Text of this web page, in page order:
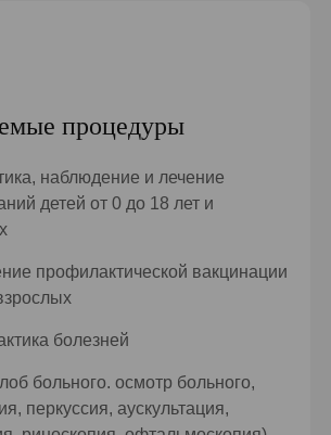
процедуры
наблюдение и лечение
детей от 0 до 18 лет и
профилактической вакцинации
болезней
больного. осмотр больного,
перкуссия, аускультация,